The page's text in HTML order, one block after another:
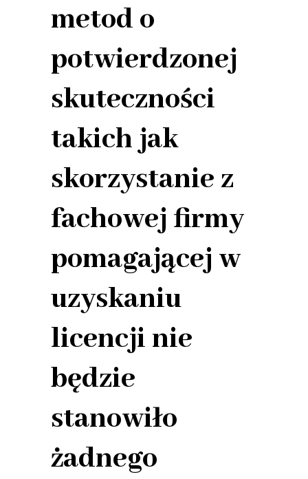
metod o
potwierdzonej
skuteczności
takich jak
skorzystanie z
fachowej firmy
pomagającej w
uzyskaniu
licencji nie
będzie
stanowiło
żadnego